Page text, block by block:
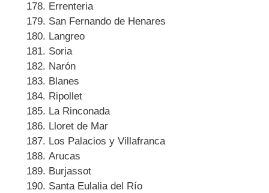
Errenteria
San Fernando de Henares
Langreo
Soria
Narón
Blanes
Ripollet
La Rinconada
Lloret de Mar
Los Palacios y Villafranca
Arucas
Burjassot
Santa Eulalia del Río